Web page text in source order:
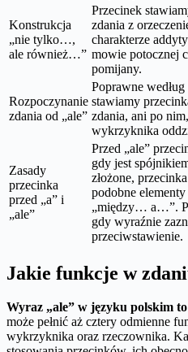
Konstrukcja
„nie tylko…,
ale również…”
Przecinek
zdania z
charakterze
mowie potocznej
pomijany.
Rozpoczynanie
zdania od „ale”
Poprawne
stawiamy
zdania, ani po
wykrzyknika
Zasady
przecinka
przed „a” i
„ale”
Przed „ale”
gdy jest
złożone,
podobne
„między… a…”.
gdy wyraźnie
przeciwstawienie.
Jakie funkcje w
Wyraz „ale” w języku polskim
może pełnić aż cztery odmienne
wykrzyknika oraz rzeczownika.